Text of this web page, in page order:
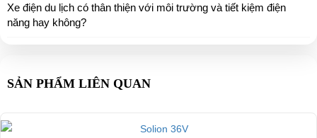
Xe điện du lịch có thân thiện với môi trường và tiết kiệm điện
năng hay không?
SẢN PHẨM LIÊN QUAN